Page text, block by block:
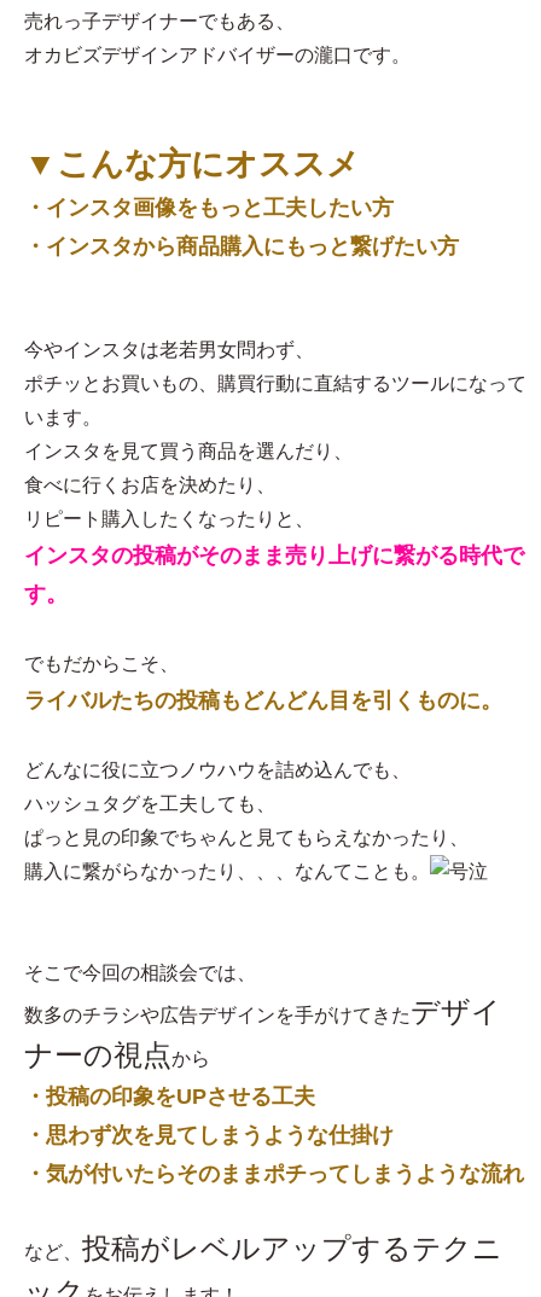
売れっ子デザイナーでもある、
オカビズデザインアドバイザーの瀧口です。
▼こんな方にオススメ
・インスタ画像をもっと工夫したい方
・インスタから商品購入にもっと繋げたい方
今やインスタは老若男女問わず、
ポチッとお買いもの、購買行動に直結するツールになって
います。
インスタを見て買う商品を選んだり、
食べに行くお店を決めたり、
リピート購入したくなったりと、
インスタの投稿がそのまま売り上げに繋がる時代で
す。
でもだからこそ、
ライバルたちの投稿もどんどん目を引くものに。
どんなに役に立つノウハウを詰め込んでも、
ハッシュタグを工夫しても、
ぱっと見の印象でちゃんと見てもらえなかったり、
購入に繋がらなかったり、、、なんてことも。
そこで今回の相談会では、
数多のチラシや広告デザインを手がけてきたデザイ
ナーの視点から
・投稿の印象をUPさせる工夫
・思わず次を見てしまうような仕掛け
・気が付いたらそのままポチってしまうような流れ
など、 投稿がレベルアップするテクニ